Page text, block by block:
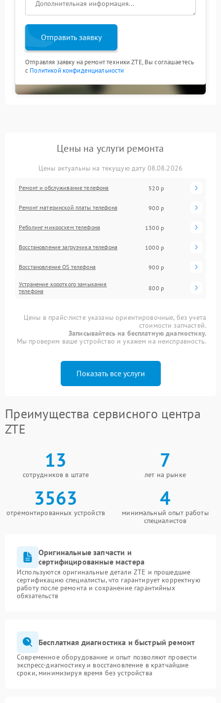
Отправить заявку
Отправляя заявку на ремонт техники ZTE, Вы соглашаетесь
с Политикой конфиденциальности
Цены на услуги ремонта
Цены актуальны на текущую дату 08.08.2026
Ремонт и обслуживание телефона 520 р
Ремонт материнской платы телефона 900 р
Реболинг микросхем телефона 1300 р
Восстановление загрузчика телефона 1000 р
Восстановление OS телефона 900 р
Устранение короткого замыкания
телефона
800 р
Цены в прайс-листе указаны ориентировочные, без учета
стоимости запчастей.
Записывайтесь на бесплатную диагностику.
Мы проверим ваше устройство и укажем на неисправность.
Показать все услуги
Преимущества сервисного центра
ZTE
13
сотрудников в штате
7
лет на рынке
3563
отремонтированных устройств
4
минимальный опыт работы
специалистов
Оригинальные запчасти и
сертифицированные мастера
Используются оригинальные детали ZTE и прошедшие
сертификацию специалисты, что гарантирует корректную
работу после ремонта и сохранение гарантийных
обязательств
Бесплатная диагностика и быстрый ремонт
Современное оборудование и опыт позволяют провести
экспресс-диагностику и восстановление в кратчайшие
сроки, минимизируя время без устройства